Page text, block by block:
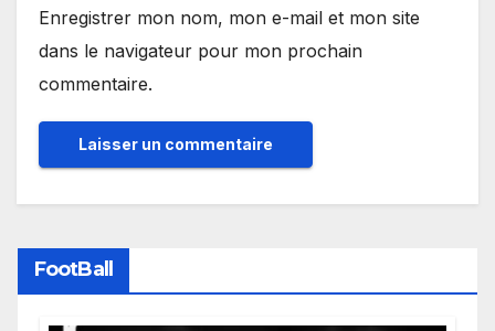
Enregistrer mon nom, mon e-mail et mon site
dans le navigateur pour mon prochain
commentaire.
FootBall